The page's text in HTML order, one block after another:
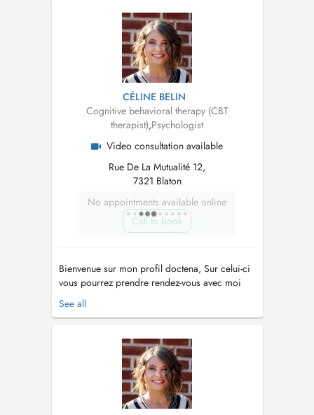
chemin de votre mieux-être et avancer vers ce
qui est important pour vous dans cette...
CÉLINE BELIN
Cognitive behavioral therapy (CBT
therapist),Psychologist
Video consultation available
Rue De La Mutualité 12,
7321 Blaton
No appointments available online
Call to book
Bienvenue sur mon profil doctena, Sur celui-ci
vous pourrez prendre rendez-vous avec moi
pour une séance en cabinet, en extérieur
(walking therapy) ou en visio-conférence. Ma
chemin de votre mieux-être et avancer vers ce
qui est important pour vous dans cette...
See all